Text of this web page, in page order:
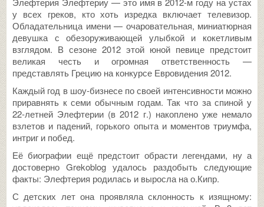
у всех греков, кто хоть изредка включает телевизор.
Обладательница имени — очаровательная, миниатюрная
девушка с обезоруживающей улыбкой и кокетливым
взглядом. В сезоне 2012 этой юной певице предстоит
великая честь и огромная ответственность —
представлять Грецию на конкурсе Евровидения 2012.
Каждый год в шоу-бизнесе по своей интенсивности можно
приравнять к семи обычным годам. Так что за спиной у
22-летней Элефтерии (в 2012 г.) накоплено уже немало
взлетов и падений, горького опыта и моментов триумфа,
интриг и побед.
Её биографии ещё предстоит обрасти легендами, ну а
достоверно Grekoblog удалось раздобыть следующие
факты: Элефтерия родилась и выросла на о.Кипр.
С детских лет она проявляла склонность к изящному: